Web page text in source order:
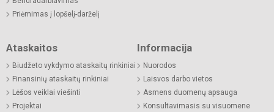
Priėmimas į lopšelį-darželį
Ataskaitos
Biudžeto vykdymo ataskaitų rinkiniai
Finansinių ataskaitų rinkiniai
Lėšos veiklai viešinti
Projektai
Informacija
Nuorodos
Laisvos darbo vietos
Asmens duomenų apsauga
Konsultavimasis su visuomene